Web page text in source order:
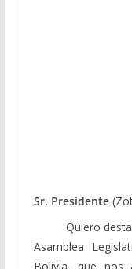
Sr. Presidente
Quiero
Asamblea